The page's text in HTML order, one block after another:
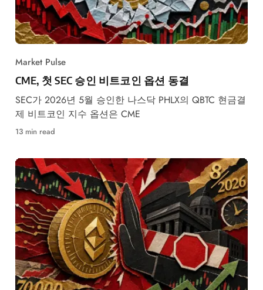
Market Pulse
CME, 첫 SEC 승인 비트코인 옵션 동결
SEC가 2026년 5월 승인한 나스닥 PHLX의 QBTC 현금결
제 비트코인 지수 옵션은 CME
13 min read